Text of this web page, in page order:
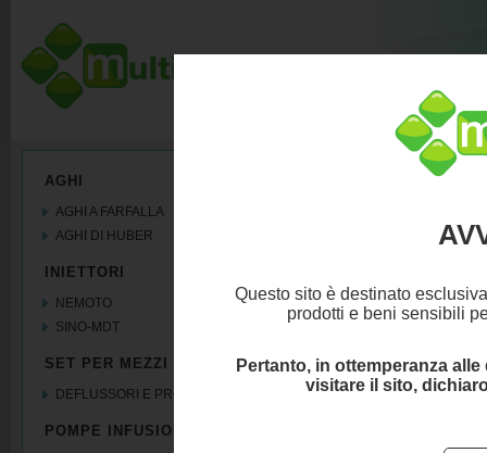
AGHI
AGHI A FARFALLA
AGHI DI HUBER
INIETTORI
NEMOTO
SINO-MDT
SET PER MEZZI DI CONTRASTO
DEFLUSSORI E PROLUNGHE
POMPE INFUSIONALI
DISPOSITIVI
Perforatori e
Raccordo pressione
Questo sito è destinato
prodotti e beni sensibili
Pertanto, in ottemperanza
visitare il sito,